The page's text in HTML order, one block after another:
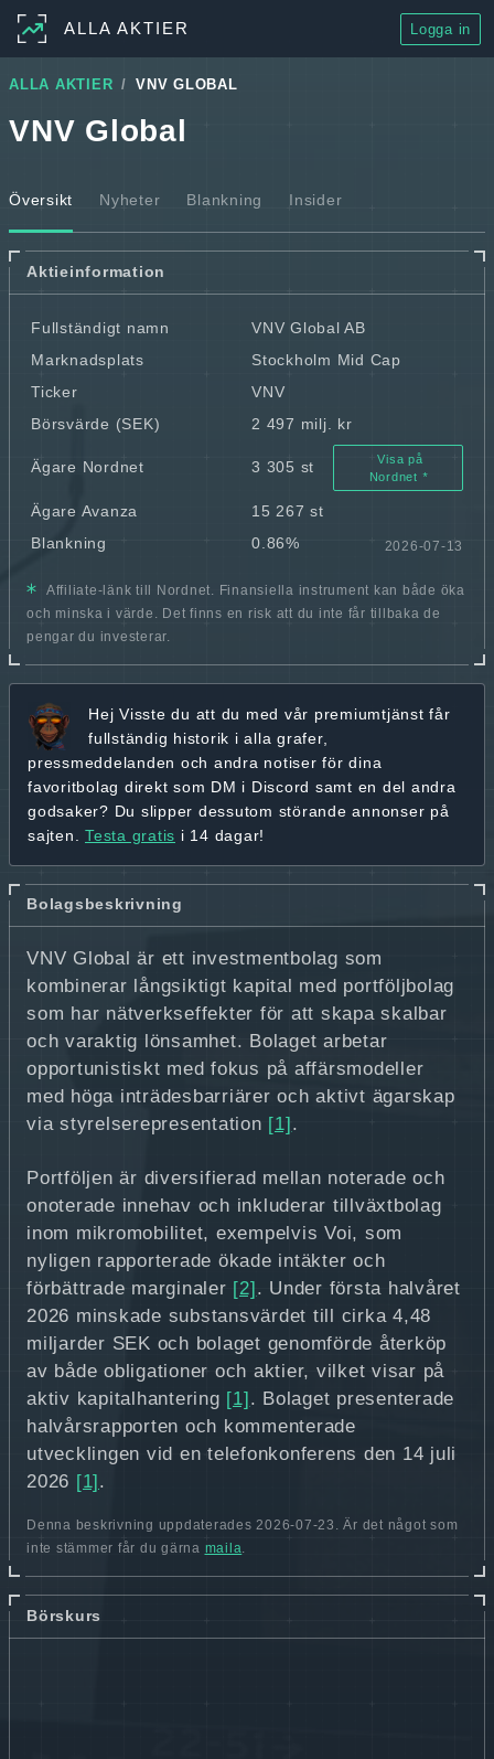
ALLA AKTIER Logga in
ALLA AKTIER VNV GLOBAL
VNV Global
Översikt Nyheter Blankning Insider
Aktieinformation
Fullständigt namn
VNV Global AB
Marknadsplats
Stockholm Mid Cap
Ticker
VNV
Börsvärde (SEK)
2 497 milj. kr
Ägare Nordnet 3 305 st
Visa på
Nordnet
Ägare Avanza
15 267 st
Blankning
0.86% 2026-07-13
Affiliate-länk till Nordnet. Finansiella instrument kan både öka
och minska i värde. Det finns en risk att du inte får tillbaka de
pengar du investerar.
Hej Visste du att du med vår premiumtjänst får
fullständig historik i alla grafer,
pressmeddelanden och andra notiser för dina
favoritbolag direkt som DM i Discord samt en del andra
godsaker? Du slipper dessutom störande annonser på
sajten. Testa gratis i 14 dagar!
Bolagsbeskrivning
VNV Global är ett investmentbolag som
kombinerar långsiktigt kapital med portföljbolag
som har nätverkseffekter för att skapa skalbar
och varaktig lönsamhet. Bolaget arbetar
opportunistiskt med fokus på affärsmodeller
med höga inträdesbarriärer och aktivt ägarskap
via styrelserepresentation [1] .
Portföljen är diversifierad mellan noterade och
onoterade innehav och inkluderar tillväxtbolag
inom mikromobilitet, exempelvis Voi, som
nyligen rapporterade ökade intäkter och
förbättrade marginaler [2] . Under första halvåret
2026 minskade substansvärdet till cirka 4,48
miljarder SEK och bolaget genomförde återköp
av både obligationer och aktier, vilket visar på
aktiv kapitalhantering [1] . Bolaget presenterade
halvårsrapporten och kommenterade
utvecklingen vid en telefonkonferens den 14 juli
2026 [1] .
Denna beskrivning uppdaterades 2026-07-23. Är det något som
inte stämmer får du gärna maila.
Börskurs